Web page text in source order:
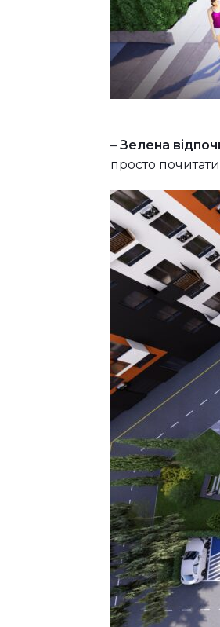
– Зелена
просто